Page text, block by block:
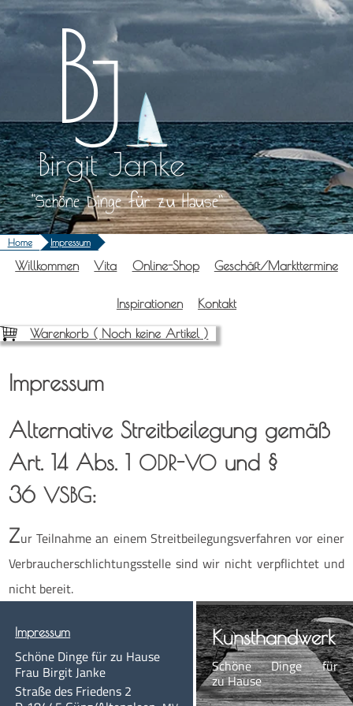
Zum
Inhalt
springen
Birgit Janke
Schöne Dinge für zu Hause
Home Impressum
Will­kom­men Vita Online-Shop Geschäft/Markttermine
Inspi­ra­tio­nen Kon­takt
Warenkorb ( Noch keine Artikel )
Impres­sum
Alter­na­ti­ve Streit­bei­le­gung gemäß
Art. 14 Abs. 1 ODR-VO und §
36VSBG:
Zur Teil­nah­me an einem Streit­bei­le­gungs­ver­fah­ren vor einer
Ver­brau­cher­schlich­tungs­stel­le sind wir nicht ver­pflich­tet und
nicht bereit.
Impres­sum
Schö­ne Din­ge für zu Hause
Frau Bir­git Janke
Stra­ße des Frie­dens 2
Kunst­hand­werk
Schö­ne Din­ge für
zu Hause